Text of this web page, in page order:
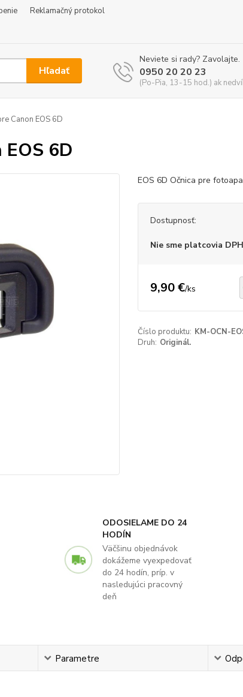
Reklamačný protokol
Hľadať
Neviete si rady? Zavolajte.
0950 20 20 23
(Po-Pia, 13-15 hod.) ak
Canon EOS 6D
EOS 6D
EOS 6D Očnica pre
Dostupnosť:
Nie sme platcovia DPH
9,90 €/ks
Číslo produktu: KM-OCN-
Druh: Originál.
ODOSIELAME DO 24
HODÍN
Väčšinu objednávok
dokážeme vyexpedovať
do 24 hodín, príp. v
nasledujúci pracovný
deň
Parametre